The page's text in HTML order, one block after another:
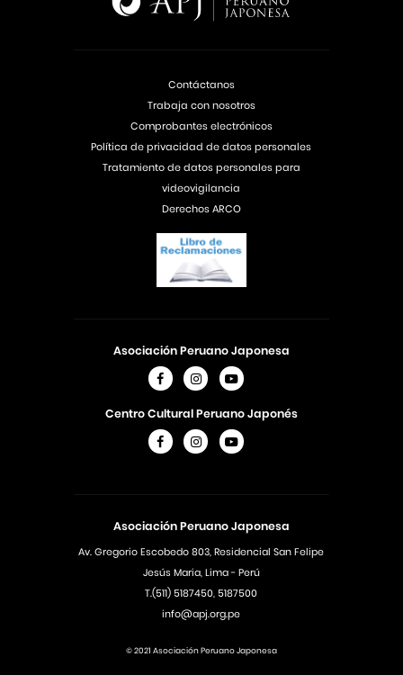
Asociación Peruano Japonesa
Av. Gregorio Escobedo 803, Residencial San Felipe
Jesús Maria, Lima - Perú
T.(511) 5187450, 5187500
info@apj.org.pe
Asociación Peruano Japonesa
Centro Cultural Peruano Japonés
Contáctanos
Trabaja con nosotros
Comprobantes electrónicos
Política de privacidad de datos personales
Tratamiento de datos personales para
videovigilancia
Derechos ARCO
© 2021 Asociación Peruano Japonesa